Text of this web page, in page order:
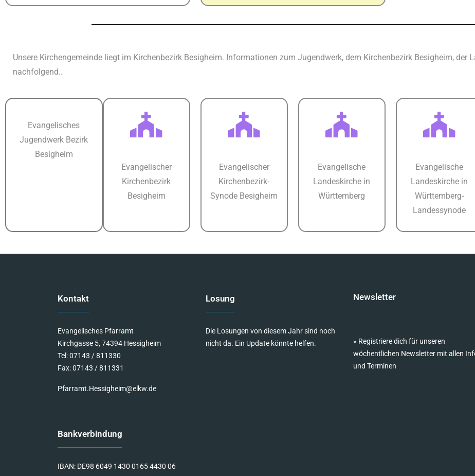
Unsere Kirchengemeinde liegt im Kirchenbezirk Besigheim. Informationen zum Jugendwerk, dem Kirchenbezirk Besigheim, der
nachfolgend..
Evangelisches
Jugendwerk Bezirk
Besigheim
Evangelischer
Kirchenbezirk
Besigheim
Evangelischer
Kirchenbezirk-
Synode Besigheim
Evangelische
Landeskirche in
Württemberg
Evangelische
Landeskirche in
Württemberg-
Landessynode
Kontakt
Evangelisches Pfarramt
Kirchgasse 5, 74394 Hessigheim
Tel: 07143 / 811330
Fax: 07143 / 811331
Pfarramt.Hessigheim@elkw.de
Bankverbindung
IBAN: DE98 6049 1430 0165 4430 06
Losung
Die Losungen von diesem Jahr sind noch
nicht da. Ein Update könnte helfen.
Newsletter
» Registriere dich für unseren
wöchentlichen Newsletter mit allen
und Terminen